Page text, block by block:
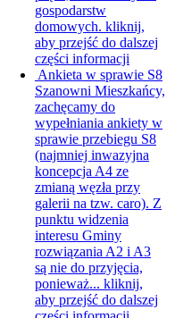
gospodarstw
domowych. kliknij,
aby przejść do dalszej
części informacji
Ankieta w sprawie S8
Szanowni Mieszkańcy,
zachęcamy do
wypełniania ankiety w
sprawie przebiegu S8
(najmniej inwazyjna
koncepcja A4 ze
zmianą węzła przy
galerii na tzw. caro). Z
punktu widzenia
interesu Gminy
rozwiązania A2 i A3
są nie do przyjęcia,
ponieważ... kliknij,
aby przejść do dalszej